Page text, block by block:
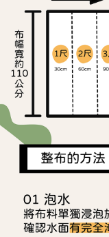
２．訂單成立數日內，
３．收到繳費通知簡訊
ATM／網路銀行／等多元
※ 請注意：結帳手續完成
購買商品的店家。未經商
後付繳納相關費用。
※ 交易是否成功請以「
是否繳費成功／繳費後
客戶支援中心」 https://
【注意事項】
１．透過由恩沛科技股
易，需依本服務之必要
權轉讓予恩沛科技股份有
https://aftee.tw/terms/
３．未成年的使用者請
「AFTEE先享後付」，
任。
每筆NT$65，滿
宅配
每筆NT$150，滿
離島宅配
每筆NT$240